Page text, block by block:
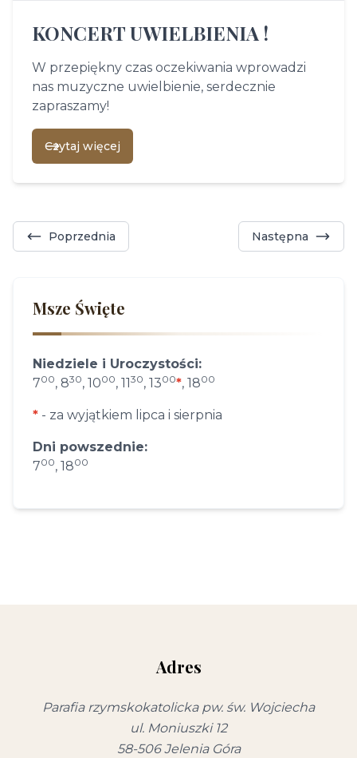
KONCERT UWIELBIENIA !
W przepiękny czas oczekiwania wprowadzi
nas muzyczne uwielbienie, serdecznie
zapraszamy!
Czytaj więcej
Poprzednia Następna
Msze Święte
Niedziele i Uroczystości:
700, 830, 1000, 1130, 1300*, 1800
* - za wyjątkiem lipca i sierpnia
Dni powszednie:
700, 1800
Adres
Parafia rzymskokatolicka pw. św. Wojciecha
ul. Moniuszki 12
58-506 Jelenia Góra